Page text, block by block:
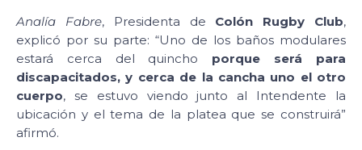
Analía Fabre, Presidenta de Colón Rugby Club,
explicó por su parte: “Uno de los baños modulares
estará cerca del quincho porque será para
discapacitados, y cerca de la cancha uno el otro
cuerpo, se estuvo viendo junto al Intendente la
ubicación y el tema de la platea que se construirá”
afirmó.